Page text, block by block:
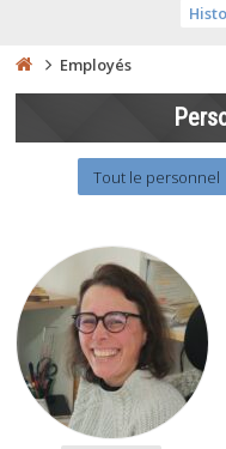
Employés
Tout le personnel